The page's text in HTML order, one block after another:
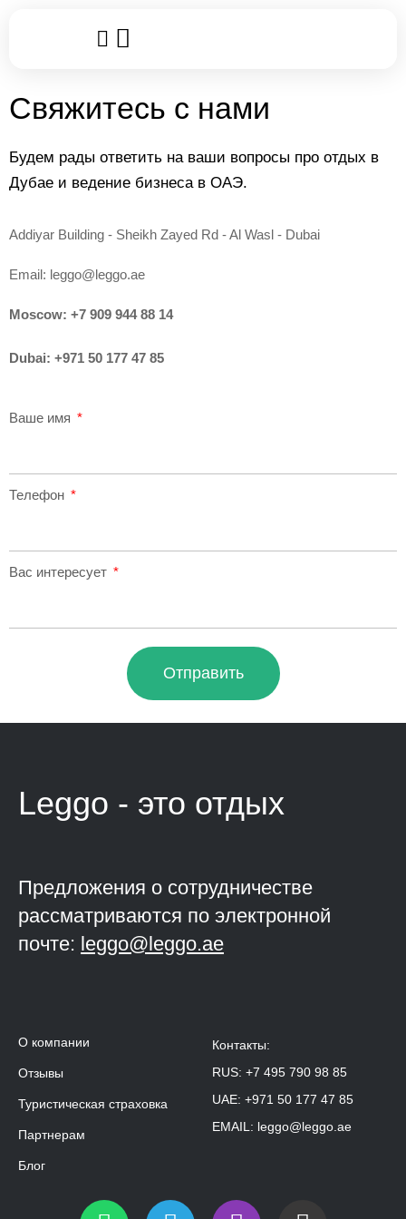
Свяжитесь с нами
Будем рады ответить на ваши вопросы про отдых в
Дубае и ведение бизнеса в ОАЭ.
Addiyar Building - Sheikh Zayed Rd - Al Wasl - Dubai
Email: leggo@leggo.ae
Moscow: +7 909 944 88 14
Dubai: +971 50 177 47 85
Ваше имя
Телефон
Вас интересует
Отправить
Leggo - это отдых
Предложения о сотрудничестве
рассматриваются по электронной
почте: leggo@leggo.ae
О компании
Отзывы
Туристическая страховка
Партнерам
Блог
Контакты:
RUS: +7 495 790 98 85
UAE: +971 50 177 47 85
EMAIL: leggo@leggo.ae